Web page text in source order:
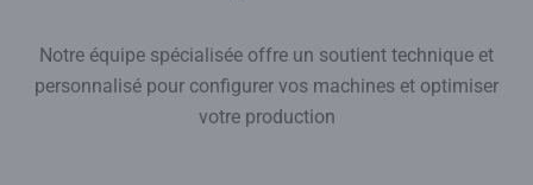
Notre équipe spécialisée offre un soutient technique et
personnalisé pour configurer vos machines et optimiser
votre production